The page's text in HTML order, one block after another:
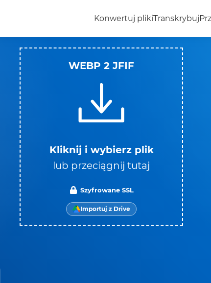
Konwertuj plikiTranskrybuj
WEBP 2 JFIF
Kliknij i wybierz plik
lub przeciągnij tutaj
Szyfrowane SSL
Importuj z Drive